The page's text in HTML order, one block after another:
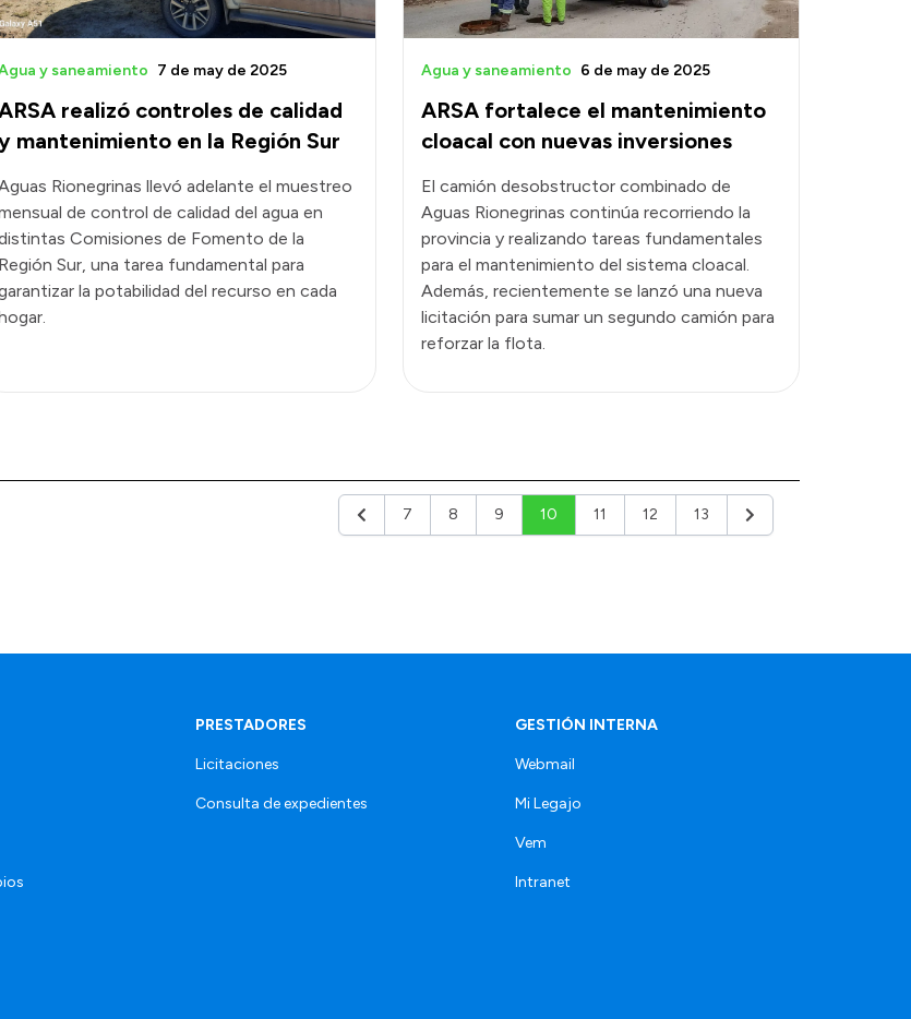
realizó controles de calidad
mantenimiento en la Región Sur
y saneamiento 7 de may de 2025
Rionegrinas llevó adelante el muestreo
de control de calidad del agua en
Comisiones de Fomento de la
Región Sur, una tarea fundamental para
la potabilidad del recurso en cada
ARSA fortalece el mantenimiento
cloacal con nuevas inversiones
Agua y saneamiento 6 de may de 2025
El camión desobstructor combinado de
Aguas Rionegrinas continúa recorriendo la
provincia y realizando tareas fundamentales
para el mantenimiento del sistema cloacal.
Además, recientemente se lanzó una nueva
licitación para sumar un segundo camión para
reforzar la flota.
Anterior7 8 9 10 11 12 13 Siguiente
PRESTADORES
Licitaciones
Consulta de expedientes
GESTIÓN INTERNA
Webmail
Mi Legajo
Vem
Intranet